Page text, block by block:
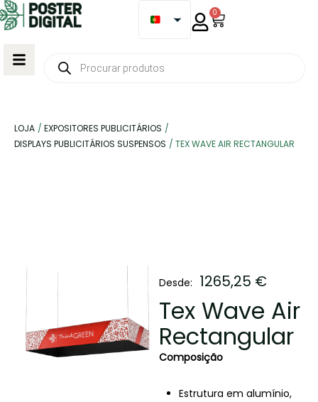
0
LOJA / EXPOSITORES PUBLICITÁRIOS /
DISPLAYS PUBLICITÁRIOS SUSPENSOS / TEX WAVE AIR RECTANGULAR
Desde: 1265,25 €
Tex Wave Air
Rectangular
Composição
Estrutura em alumínio,